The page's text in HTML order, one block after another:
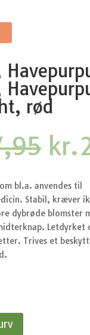
rød
Den
pris
var:
kr.
bl.a. anvendes til
Stabil, kræver
dybrøde blomster
Letdyrket
Trives et